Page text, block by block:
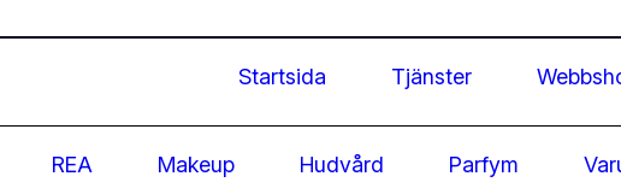
Startsida Tjänster
REA Makeup Hudvård Parfym